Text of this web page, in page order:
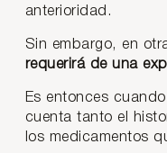
anterioridad.
Sin embargo, en
requerirá de una
Es entonces
cuenta tanto el
los medicamentos